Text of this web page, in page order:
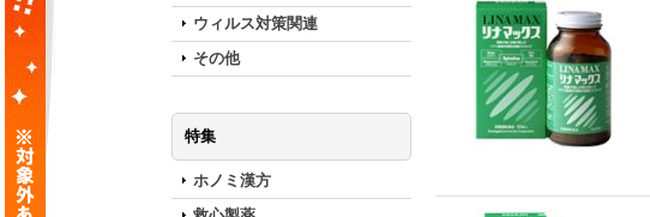
ウィルス対策関連
その他
特集
ホノミ漢方